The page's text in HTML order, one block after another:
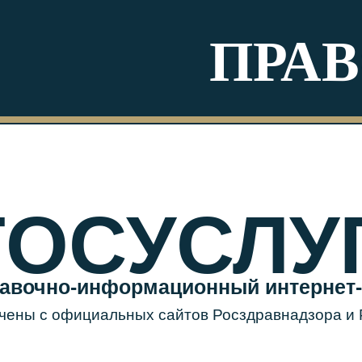
с официальных сайтов Росздравнадзора и
информационный